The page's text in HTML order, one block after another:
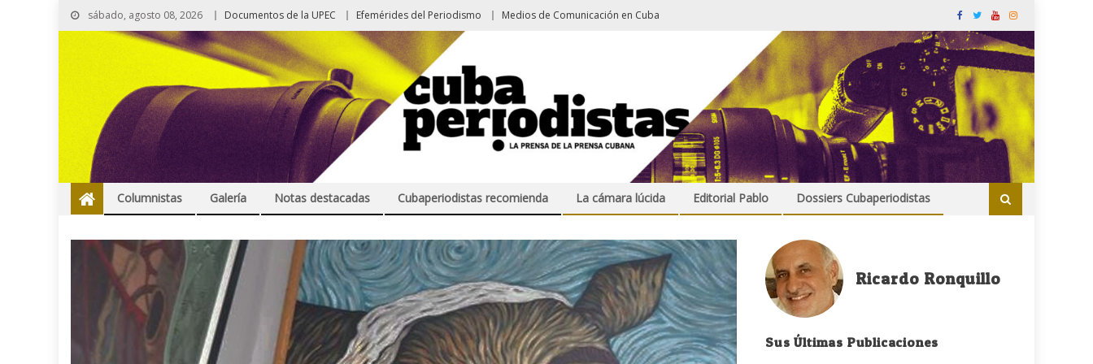
sábado, agosto 08, 2026 Documentos de la UPEC Efemérides del Periodismo Medios de Comunicación en Cuba
Columnistas Galería Notas destacadas Cubaperiodistas recomienda La cámara lúcida Editorial Pablo Dossiers Cubaperiodistas
Ricardo Ronquillo
Sus Últimas Publicaciones